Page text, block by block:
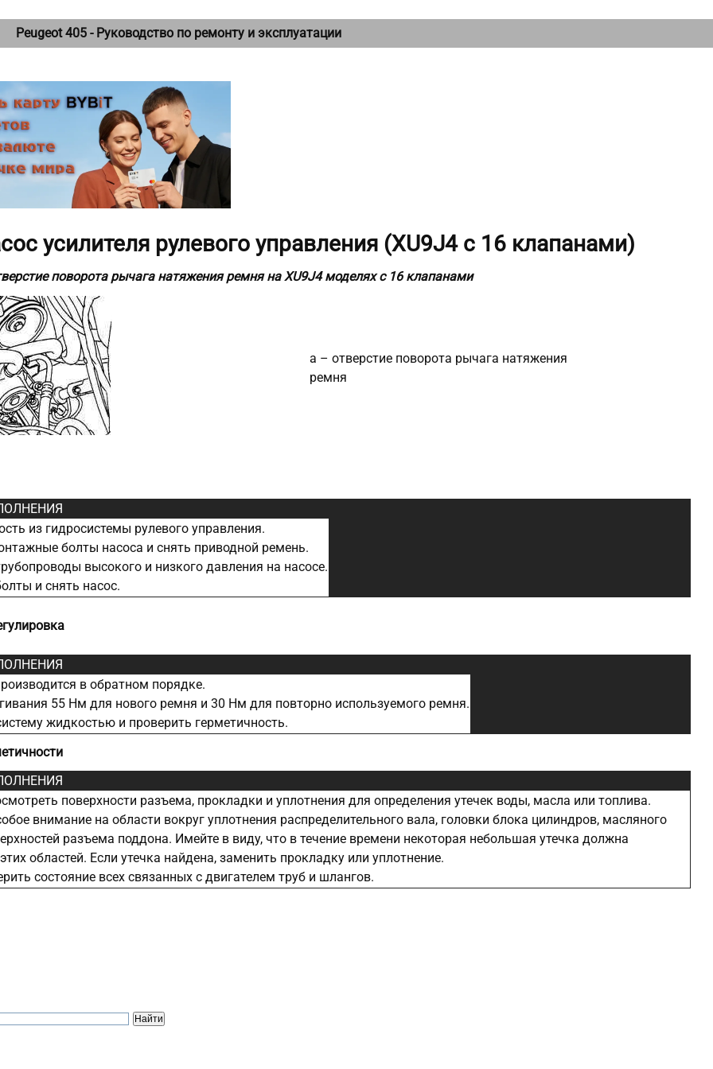
Peugeot 405 - Руководство по ремонту и эксплуатации
усилителя рулевого управления (XU9J4 с 16 клапанами)
поворота рычага натяжения ремня на XU9J4 моделях с 16 клапанами
а – отверстие поворота рычага натяжения
ремня
из гидросистемы рулевого управления.
болты насоса и снять приводной ремень.
высокого и низкого давления на насосе.
и снять насос.
в обратном порядке.
55 Нм для нового ремня и 30 Нм для повторно используемого ремня.
жидкостью и проверить герметичность.
поверхности разъема, прокладки и уплотнения для определения утечек воды, масла или топлива.
внимание на области вокруг уплотнения распределительного вала, головки блока цилиндров, масляного
разъема поддона. Имейте в виду, что в течение времени некоторая небольшая утечка должна
областей. Если утечка найдена, заменить прокладку или уплотнение.
состояние всех связанных с двигателем труб и шлангов.